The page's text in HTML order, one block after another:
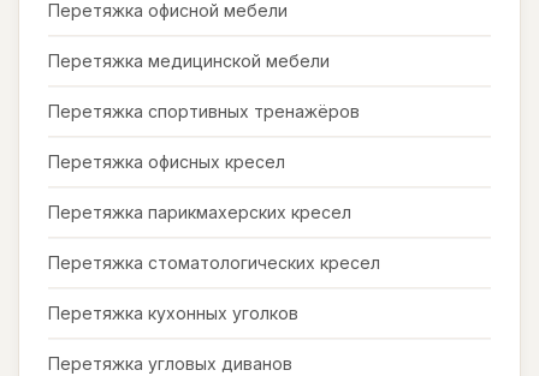
Перетяжка офисной мебели
Перетяжка медицинской мебели
Перетяжка спортивных тренажёров
Перетяжка офисных кресел
Перетяжка парикмахерских кресел
Перетяжка стоматологических кресел
Перетяжка кухонных уголков
Перетяжка угловых диванов